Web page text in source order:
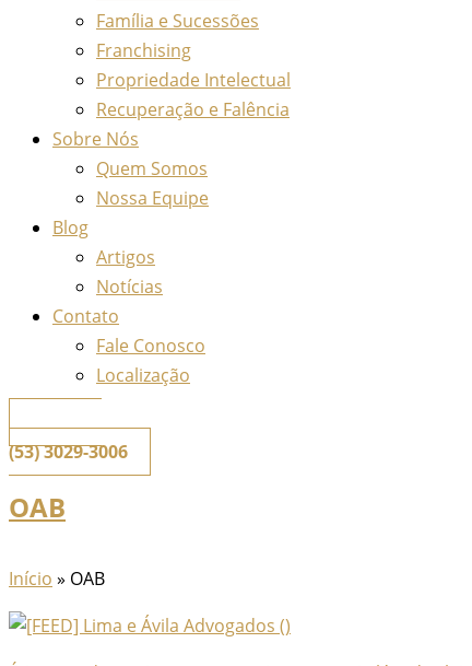
Família e Sucessões
Franchising
Propriedade Intelectual
Recuperação e Falência
Sobre Nós
Quem Somos
Nossa Equipe
Blog
Artigos
Notícias
Contato
Fale Conosco
Localização
(53) 3029-3006
OAB
Início » OAB